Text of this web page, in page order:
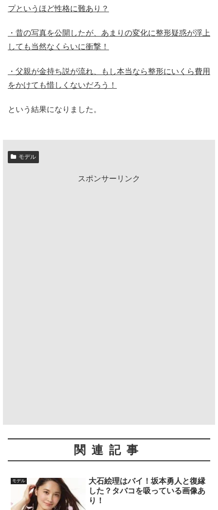
プというほど性格に難あり？
・昔の写真を公開したが、あまりの変化に整形疑惑が浮上
しても当然なくらいに衝撃！
・父親が金持ち説が流れ、もし本当なら整形にいくら費用
をかけても惜しくないだろう！
という結果になりました。
モデル
スポンサーリンク
関連記事
モデル
大石絵理はバイ！坂本勇人と復縁
した？タバコを吸っている画像あ
り！